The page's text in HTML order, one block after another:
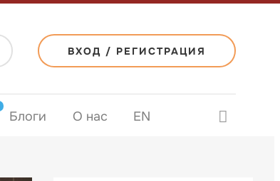
ВХОД / РЕГИСТРАЦИЯ
Блоги О нас EN